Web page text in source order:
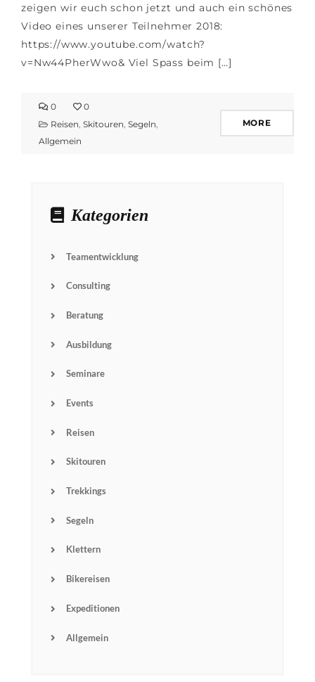
zeigen wir euch schon jetzt und auch ein schönes
Video eines unserer Teilnehmer 2018:
https://www.youtube.com/watch?
v=Nw44PherWwo& Viel Spass beim […]
0
0
Reisen Skitouren Segeln
Allgemein
MORE
Kategorien
Teamentwicklung
Consulting
Beratung
Ausbildung
Seminare
Events
Reisen
Skitouren
Trekkings
Segeln
Klettern
Bikereisen
Expeditionen
Allgemein